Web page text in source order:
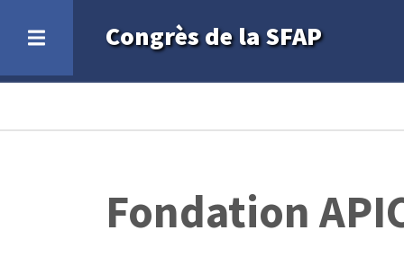
principal
Congrès de la SFAP
Fil
Fondation